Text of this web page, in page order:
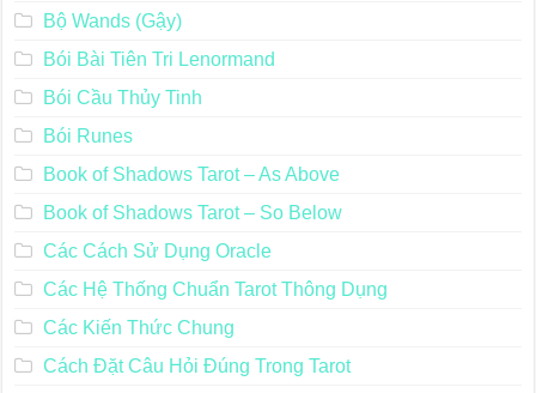
Bộ Wands (Gậy)
Bói Bài Tiên Tri Lenormand
Bói Cầu Thủy Tinh
Bói Runes
Book of Shadows Tarot – As Above
Book of Shadows Tarot – So Below
Các Cách Sử Dụng Oracle
Các Hệ Thống Chuẩn Tarot Thông Dụng
Các Kiến Thức Chung
Cách Đặt Câu Hỏi Đúng Trong Tarot